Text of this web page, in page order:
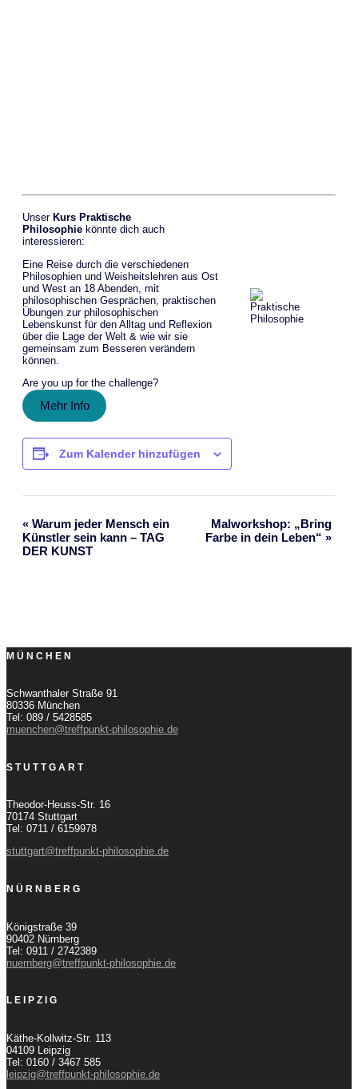
Unser Kurs Praktische
Philosophie könnte dich auch
interessieren:
Eine Reise durch die verschiedenen
Philosophien und Weisheitslehren aus Ost
und West an 18 Abenden, mit
philosophischen Gesprächen, praktischen
Übungen zur philosophischen
Lebenskunst für den Alltag und Reflexion
über die Lage der Welt & wie wir sie
gemeinsam zum Besseren verändern
können.
Are you up for the challenge?
Mehr Info
Zum Kalender hinzufügen
Veranstaltung-
Navigation
« Warum jeder Mensch ein
Künstler sein kann – TAG
DER KUNST
Malworkshop: „Bring
Farbe in dein Leben“ »
MÜNCHEN
Schwanthaler Straße 91
80336 München
Tel: 089 / 5428585
muenchen@treffpunkt-philosophie.de
STUTTGART
Theodor-Heuss-Str. 16
70174 Stuttgart
Tel: 0711 / 6159978
stuttgart@treffpunkt-philosophie.de
NÜRNBERG
Königstraße 39
90402 Nürnberg
Tel: 0911 / 2742389
nuernberg@treffpunkt-philosophie.de
LEIPZIG
Käthe-Kollwitz-Str. 113
04109 Leipzig
Tel: 0160 / 3467 585
leipzig@treffpunkt-philosophie.de